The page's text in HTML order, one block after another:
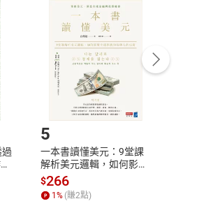
「申請取消訂單/ 退
完成訂單
Complete
書
5
一本書讀懂美元：9堂課
解析美元邏輯，如何影響
全球經濟和每個人的投資
【電子書】
$266
1% (賺2點)